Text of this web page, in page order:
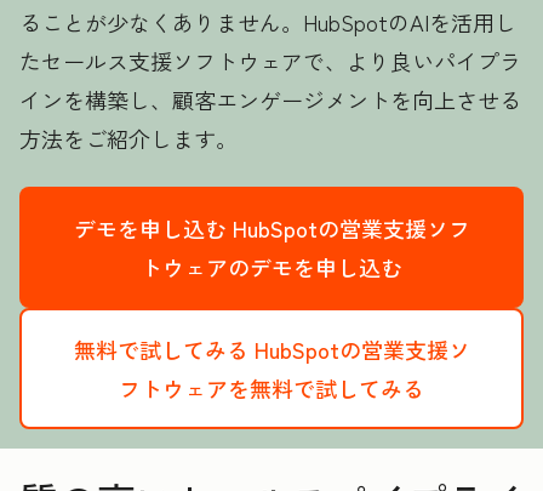
ることが少なくありません。HubSpotのAIを活用し
たセールス支援ソフトウェアで、より良いパイプラ
インを構築し、顧客エンゲージメントを向上させる
方法をご紹介します。
デモを申し込む HubSpotの営業支援ソフ
トウェアのデモを申し込む
無料で試してみる HubSpotの営業支援ソ
フトウェアを無料で試してみる